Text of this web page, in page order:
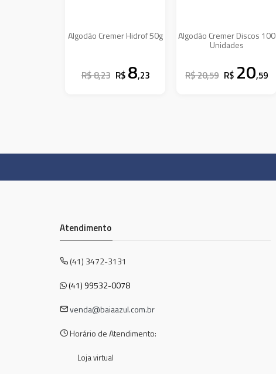
Algodão Cremer Hidrof 50g
R$ 8,23 R$ 8,23
Algodão Cremer Discos 100
Unidades
R$ 20,59 R$ 20,59
Atendimento
(41) 3472-3131
(41) 99532-0078
venda@baiaazul.com.br
Horário de Atendimento:
Loja virtual